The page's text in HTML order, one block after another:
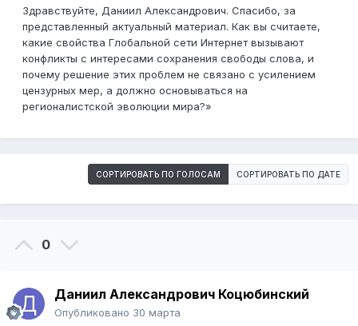
Здравствуйте, Даниил Александрович. Спасибо, за
представленный актуальный материал. Как вы считаете,
какие свойства Глобальной сети Интернет вызывают
конфликты с интересами сохранения свободы слова, и
почему решение этих проблем не связано с усилением
цензурных мер, а должно основываться на
регионалистской эволюции мира?»
СОРТИРОВАТЬ ПО ГОЛОСАМ СОРТИРОВАТЬ ПО ДАТЕ
0
Даниил Александрович Коцюбинский
Опубликовано 30 марта